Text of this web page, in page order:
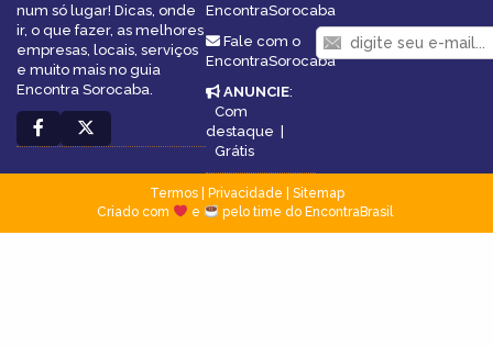
num só lugar! Dicas, onde
ir, o que fazer, as melhores
empresas, locais, serviços
e muito mais no guia
Encontra Sorocaba.
EncontraSorocaba
Fale com o
EncontraSorocaba
ANUNCIE:
Com
destaque |
Grátis
Termos| Privacidade
Sitemap
Criado com
e pelo time do EncontraBrasil